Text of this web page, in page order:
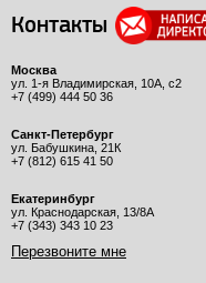
Контакты
Москва
ул. 1-я Владимирская, 10А, с2
+7 (499) 444 50 36
Санкт-Петербург
ул. Бабушкина, 21К
+7 (812) 615 41 50
Екатеринбург
ул. Краснодарская, 13/8А
+7 (343) 343 10 23
Перезвоните мне